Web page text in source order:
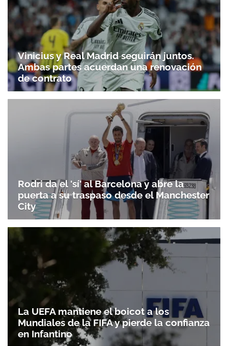
Vinicius y Real Madrid seguirán juntos.
Ambas partes acuerdan una renovación
de contrato
Rodri da el 'sí' al Barcelona y abre la
puerta a su traspaso desde el Manchester
City
La UEFA mantiene el boicot a los
Mundiales de la FIFA y pierde la confianza
en Infantino